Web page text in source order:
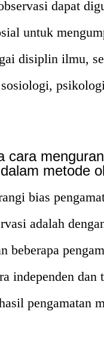
dapat
untuk
disiplin ilmu,
cara
metode
bias
adalah
beberapa
independen dan
pengamatan